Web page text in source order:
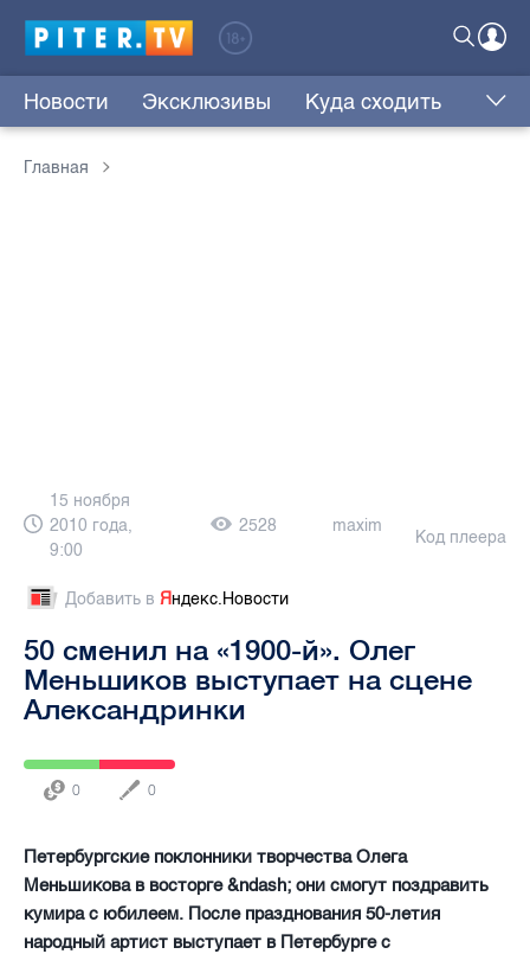
Новости Эксклюзивы Куда сходить
Главная
15 ноября
2010 года,
9:00
2528 maxim
Код плеера
Добавить в Яндекс.Новости
50 сменил на «1900-й». Олег
Меньшиков выступает на сцене
Александринки
0 0
Петербургские поклонники творчества Олега
Меньшикова в восторге &ndash; они смогут поздравить
кумира с юбилеем. После празднования 50-летия
народный артист выступает в Петербурге с